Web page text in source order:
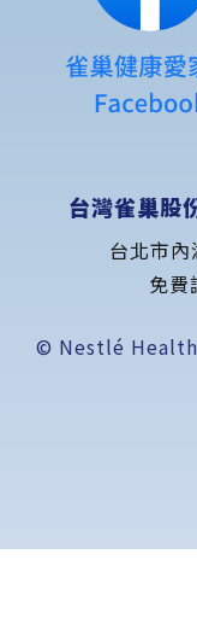
台灣雀巢股
台北市
免費
© Nestlé